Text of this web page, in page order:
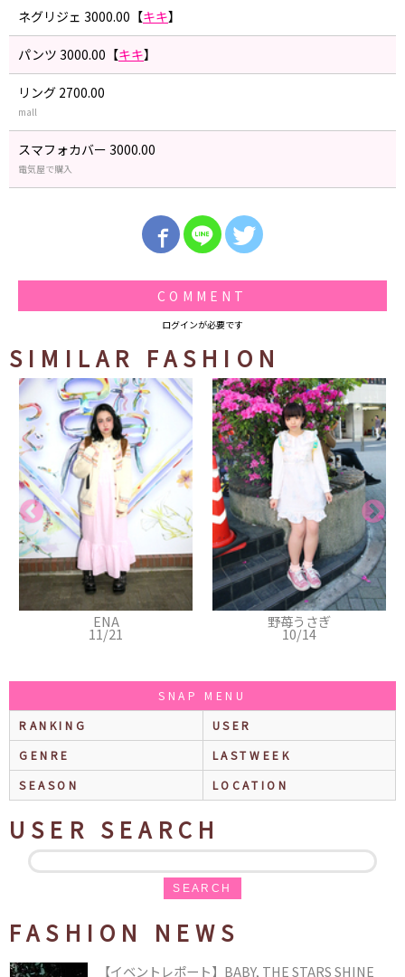
ネグリジェ 3000.00【キキ】
パンツ 3000.00【キキ】
リング 2700.00
mall
スマフォカバー 3000.00
電気屋で購入
COMMENT
ログインが必要です
SIMILAR FASHION
ENA
11/21
野苺うさぎ
10/14
SNAP MENU
RANKING
USER
GENRE
LASTWEEK
SEASON
LOCATION
USER SEARCH
SEARCH
FASHION NEWS
【イベントレポート】BABY, THE STARS SHINE